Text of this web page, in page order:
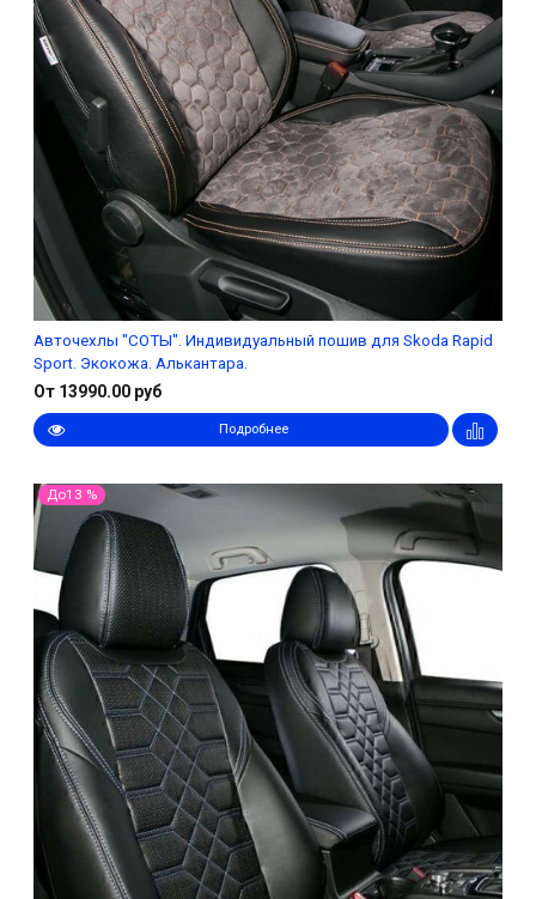
Авточехлы "СОТЫ". Индивидуальный пошив для Skoda Rapid
Sport. Экокожа. Алькантара.
От 13990.00 руб
Подробнее
До13 %